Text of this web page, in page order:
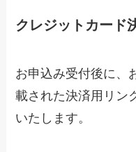
クレジットカード
お申込み受付後に、
載された決済用リン
いたします。